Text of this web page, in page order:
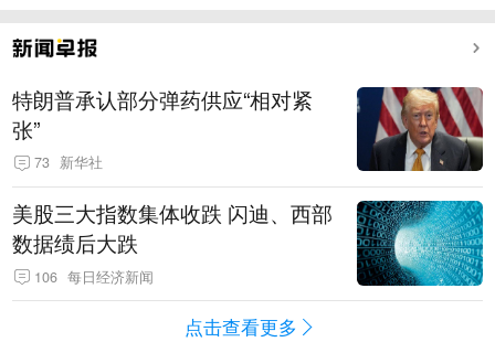
特朗普承认部分弹药供应“相对紧
张”
73 新华社
美股三大指数集体收跌 闪迪、西部
数据绩后大跌
106 每日经济新闻
点击查看更多